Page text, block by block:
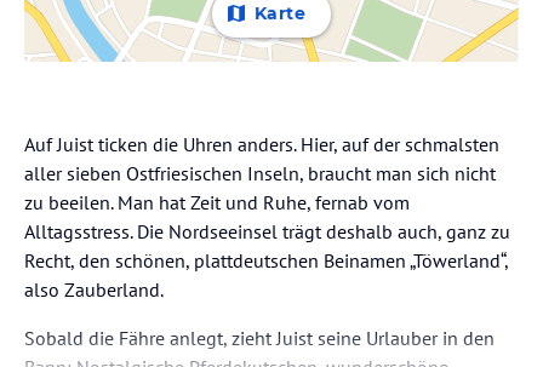
Karte
Auf Juist ticken die Uhren anders. Hier, auf der schmalsten
aller sieben Ostfriesischen Inseln, braucht man sich nicht
zu beeilen. Man hat Zeit und Ruhe, fernab vom
Alltagsstress. Die Nordseeinsel trägt deshalb auch, ganz zu
Recht, den schönen, plattdeutschen Beinamen „Töwerland“,
also Zauberland.
Sobald die Fähre anlegt, zieht Juist seine Urlauber in den